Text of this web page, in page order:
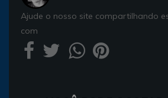
Ajude o nosso site compartilhando
com